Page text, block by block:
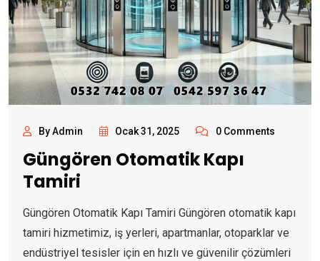
By Admin Ocak 31, 2025 0 Comments
Güngören Otomatik Kapı
Tamiri
Güngören Otomatik Kapı Tamiri Güngören otomatik kapı
tamiri hizmetimiz, iş yerleri, apartmanlar, otoparklar ve
endüstriyel tesisler için en hızlı ve güvenilir çözümleri